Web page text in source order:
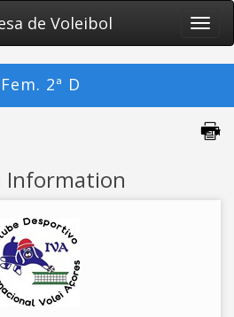
de Voleibol
Toggle
2ª D
Information